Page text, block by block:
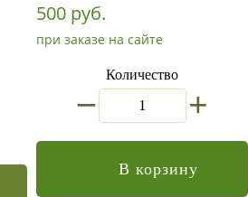
500 руб.
при заказе на сайте
Количество
+
В корзину